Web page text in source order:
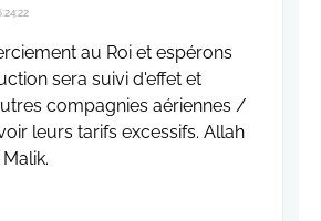
au Roi et espérons
sera suivi d'effet et
compagnies aériennes /
leurs tarifs excessifs. Allah